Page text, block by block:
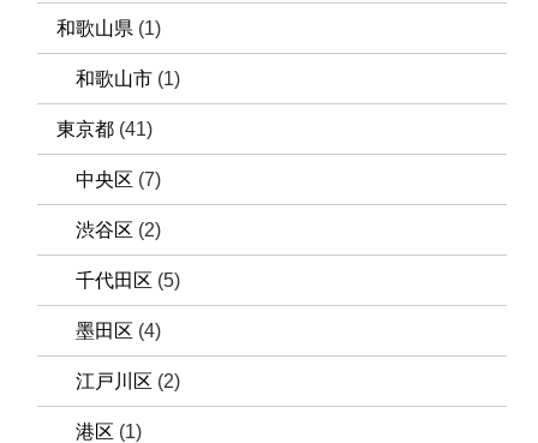
和歌山県 (1)
和歌山市 (1)
東京都 (41)
中央区 (7)
渋谷区 (2)
千代田区 (5)
墨田区 (4)
江戸川区 (2)
港区 (1)